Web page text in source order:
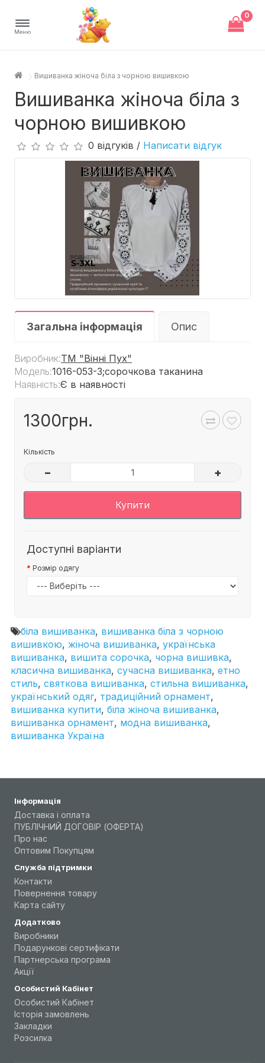
Меню
0
Вишиванка жіноча біла з чорною вишивкою
Вишиванка жіноча біла з
чорною вишивкою
0 відгуків / Написати відгук
Загальна інформація Опис
Виробник:ТМ "Вінні Пух"
Модель:1016-053-3;сорочкова таканина
Наявність:Є в наявності
1300грн.
Кількість
– +
Купити
Доступні варіанти
Розмір одягу
біла вишиванка, вишиванка біла з чорною
вишивкою, жіноча вишиванка, українська
вишиванка, вишита сорочка, чорна вишивка,
класична вишиванка, сучасна вишиванка, етно
стиль, святкова вишиванка, стильна вишиванка,
український одяг, традиційний орнамент,
вишиванка купити, біла жіноча вишиванка,
вишиванка орнамент, модна вишиванка,
вишиванка Україна
Інформація
Доставка і оплата
ПУБЛІЧНИЙ ДОГОВІР (ОФЕРТА)
Про нас
Оптовим Покупцям
Служба підтримки
Контакти
Повернення товару
Карта сайту
Додатково
Виробники
Подарункові сертифікати
Партнерська програма
Акції
Особистий Кабінет
Особистий Кабінет
Історія замовлень
Закладки
Розсилка